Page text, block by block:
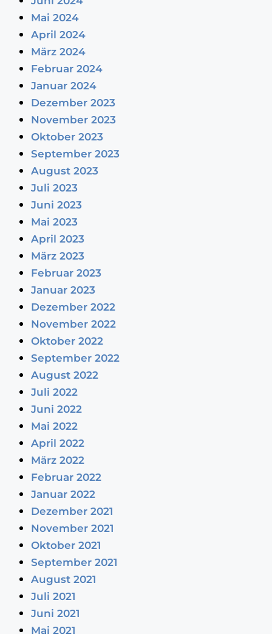
Mai 2024
April 2024
März 2024
Februar 2024
Januar 2024
Dezember 2023
November 2023
Oktober 2023
September 2023
August 2023
Juli 2023
Juni 2023
Mai 2023
April 2023
März 2023
Februar 2023
Januar 2023
Dezember 2022
November 2022
Oktober 2022
September 2022
August 2022
Juli 2022
Juni 2022
Mai 2022
April 2022
März 2022
Februar 2022
Januar 2022
Dezember 2021
November 2021
Oktober 2021
September 2021
August 2021
Juli 2021
Juni 2021
Mai 2021